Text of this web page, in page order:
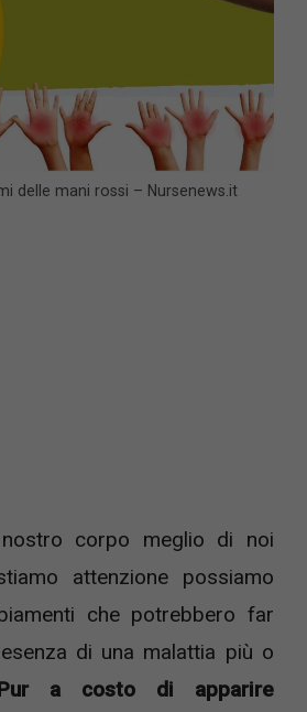
delle mani rossi – Nursenews.it
corpo meglio di noi
attenzione possiamo
che potrebbero far
di una malattia più o
a costo di apparire